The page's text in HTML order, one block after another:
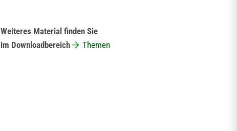
Weiteres Material finden Sie
im Downloadbereich
Themen